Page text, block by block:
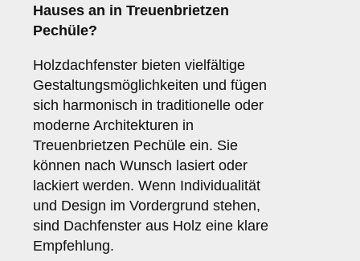
Hauses an in Treuenbrietzen
Pechüle?
Holzdachfenster bieten vielfältige
Gestaltungsmöglichkeiten und fügen
sich harmonisch in traditionelle oder
moderne Architekturen in
Treuenbrietzen Pechüle ein. Sie
können nach Wunsch lasiert oder
lackiert werden. Wenn Individualität
und Design im Vordergrund stehen,
sind Dachfenster aus Holz eine klare
Empfehlung.